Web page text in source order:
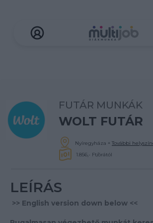
FUTÁR MUNKÁK
WOLT FUTÁR
Nyíregyháza + További
1.856,- Ft/órától
LEÍRÁS
>> English version down below <<